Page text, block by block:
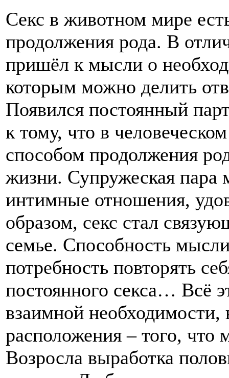
Секс в животном мире
продолжения рода. В
пришёл к мысли о
которым можно делить
Появился постоянный
к тому, что в
способом продолжения
жизни. Супружеская пара
интимные отношения,
образом, секс стал
семье. Способность
потребность повторять
постоянного секса… Всё
взаимной
расположения – того,
Возросла выработка